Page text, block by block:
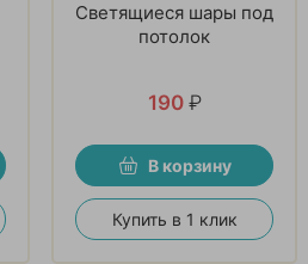
Светящиеся шары под
потолок
190 ₽
В корзину
Купить в 1 клик